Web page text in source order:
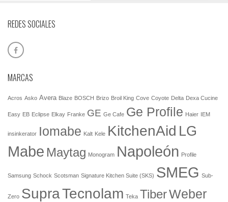
REDES SOCIALES
MARCAS
Acros Asko Avera Blaze BOSCH Brizo Broil King Cove Coyote Delta Dexa Cucine
Easy EB Eclipse Elkay Franke GE Ge Cafe Ge Profile Haier IEM
insinkerator Iomabe Kalt Kele KitchenAid LG
Mabe Maytag Monogram Napoleón Profile
Samsung Schock Scotsman Signature Kitchen Suite (SKS) SMEG Sub-
Zero SupraTecnolam Teka TiberWeber